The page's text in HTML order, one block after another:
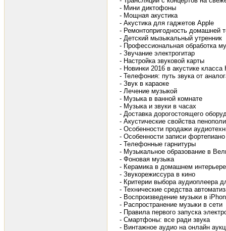
- Мини диктофоны
- Мощная акустика
- Акустика для гаджетов Apple
- Ремонтопригодность домашней
- Детский мызыкальный утренник
- Профессиональная обработка
- Звучание электрогитар
- Настройка звуковой карты
- Новинки 2016 в акустике класса
- Телефония: путь звука от
- Звук в караоке
- Лечение музыкой
- Музыка в ванной комнате
- Музыка и звуки в часах
- Доставка дорогостоящего
- Акустические свойства
- Особенности продажи
- Особенности записи фортепиано
- Телефонные гарнитуры
- Музыкальное образование в
- Фоновая музыка
- Керамика в домашнем интерьере
- Звукорежиссура в кино
- Критерии выбора аудиоплеера
- Технические средства
- Воспроизведение музыки в
- Распространение музыки в сети
- Правила первого запуска
- Смартфоны: все ради звука
- Винтажное аудио на онлайн